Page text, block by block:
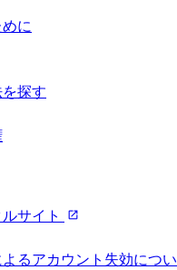
に
探す
サイト
るアカウント失効につい